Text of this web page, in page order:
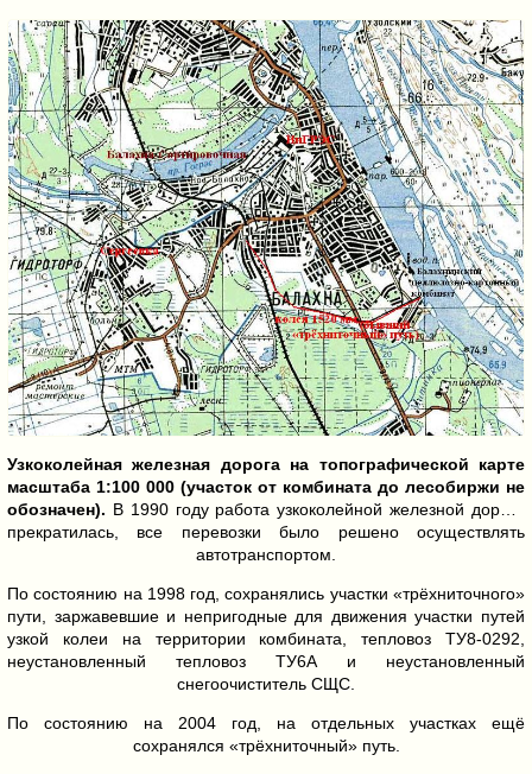
Узкоколейная железная дорога на топографической карте
масштаба 1:100 000 (участок от комбината до лесобиржи не
обозначен). В 1990 году работа узкоколейной железной дороги
прекратилась, все перевозки было решено осуществлять
автотранспортом.
По состоянию на 1998 год, сохранялись участки «трёхниточного»
пути, заржавевшие и непригодные для движения участки путей
узкой колеи на территории комбината, тепловоз ТУ8-0292,
неустановленный тепловоз ТУ6А и неустановленный
снегоочиститель СЩС.
По состоянию на 2004 год, на отдельных участках ещё
сохранялся «трёхниточный» путь.